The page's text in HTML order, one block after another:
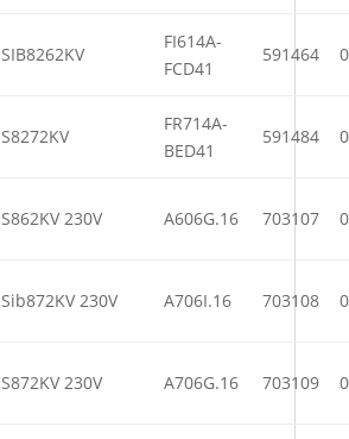
SIB8262KV
FI614A-
FCD41
591464
S8272KV
FR714A-
BED41
591484
S862KV 230V A606G.16 703107
Sib872KV 230V A706I.16 703108
S872KV 230V A706G.16 703109